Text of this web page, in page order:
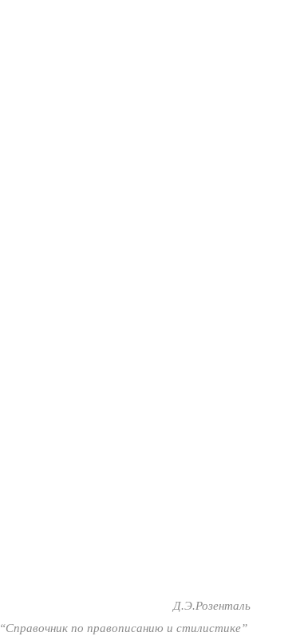
Д.Э.Розенталь
“Справочник по правописанию и стилистике”